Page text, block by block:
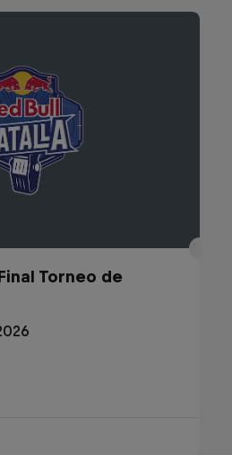
Torneo de